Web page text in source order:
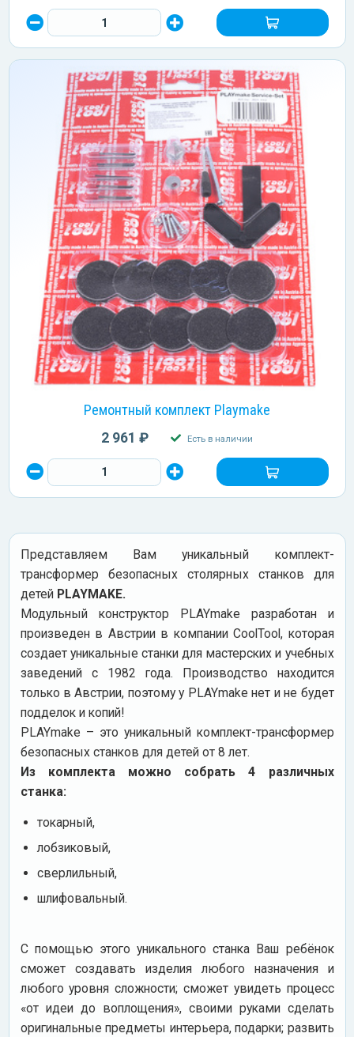
Ремонтный комплект Playmake
2 961 ₽ Есть в наличии
Представляем Вам уникальный комплект-
трансформер безопасных столярных станков для
детей PLAYMAKE.
Модульный конструктор PLAYmake разработан и
произведен в Австрии в компании CoolTool, которая
создает уникальные станки для мастерских и учебных
заведений с 1982 года. Производство находится
только в Австрии, поэтому у PLAYmake нет и не будет
подделок и копий!
PLAYmake – это уникальный комплект-трансформер
безопасных станков для детей от 8 лет.
Из комплекта можно собрать 4 различных
станка:
токарный,
лобзиковый,
сверлильный,
шлифовальный.
С помощью этого уникального станка Ваш ребёнок
сможет создавать изделия любого назначения и
любого уровня сложности; сможет увидеть процесс
«от идеи до воплощения», своими руками сделать
оригинальные предметы интерьера, подарки; развить